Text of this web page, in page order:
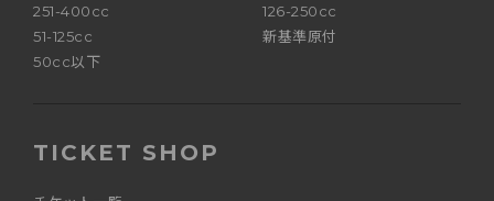
251-400cc
126-250cc
51-125cc
新基準原付
50cc以下
TICKET SHOP